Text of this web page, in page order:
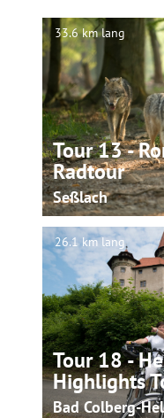
33.6 km lang
Tour 13 -
Radtour
Seßlach
26.1 km lang
Tour 18 -
Highlights
Bad Colberg-